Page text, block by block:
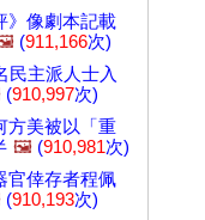
》像劇本記載
(911,166次)
民主派人士入
(910,997次)
方美被以「重
🖼️ (910,981次)
官倖存者程佩
(910,193次)